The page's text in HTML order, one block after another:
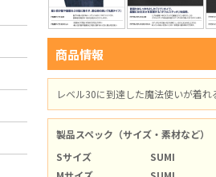
商品情報
レベル30に到達した魔法使いが着れ
製品スペック（サイズ・素材など）
Sサイズ
SUMI